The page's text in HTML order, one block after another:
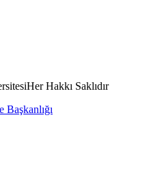
Her Hakkı Saklıdır